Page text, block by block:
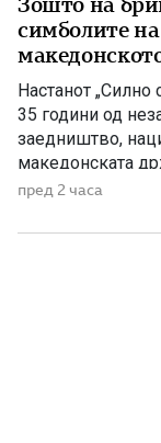
симболите
Настанот „Силно
35 години од
заедништво,
македонската
порака, додека
истакнува
пред 2 часа